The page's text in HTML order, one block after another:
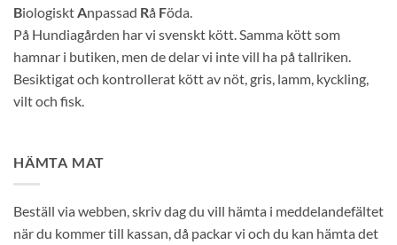
Biologiskt Anpassad Rå Föda.
På Hundiagården har vi svenskt kött. Samma kött som
hamnar i butiken, men de delar vi inte vill ha på tallriken.
Besiktigat och kontrollerat kött av nöt, gris, lamm, kyckling,
vilt och fisk.
HÄMTA MAT
Beställ via webben, skriv dag du vill hämta i meddelandefältet
när du kommer till kassan, då packar vi och du kan hämta det